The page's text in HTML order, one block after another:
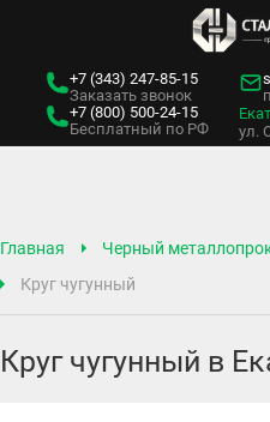
+7 (343) 247-85-15
Заказать звонок
+7 (800) 500-24-15
Бесплатный по РФ
ул.
Главная Черный
Круг чугунный
Круг чугунный в